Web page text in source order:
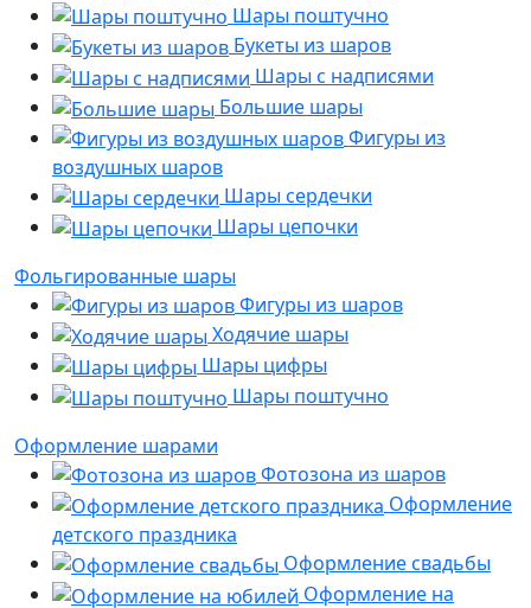
Шары поштучно
Букеты из шаров
Шары с надписями
Большие шары
Фигуры из
воздушных шаров
Шары сердечки
Шары цепочки
Фольгированные шары
Фигуры из шаров
Ходячие шары
Шары цифры
Шары поштучно
Оформление шарами
Фотозона из шаров
Оформление
детского праздника
Оформление свадьбы
Оформление на